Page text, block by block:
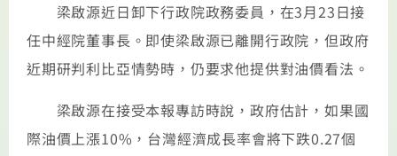
梁啟源近日卸下行政院政務委員，在3月23日接
任中經院董事長。即使梁啟源已離開行政院，但政府
近期研判利比亞情勢時，仍要求他提供對油價看法。
梁啟源在接受本報專訪時說，政府估計，如果國
際油價上漲10%，台灣經濟成長率會將下跌0.27個